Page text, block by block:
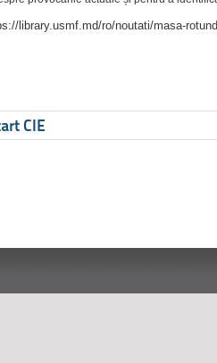
library.usmf.md/ro/noutati/masa-
CIE